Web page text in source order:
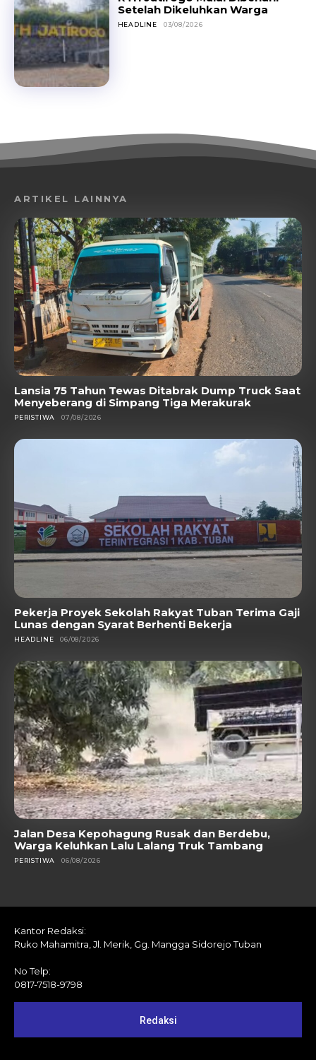
Setelah Dikeluhkan Warga
HEADLINE 03/08/2026
ARTIKEL LAINNYA
Lansia 75 Tahun Tewas Ditabrak Dump Truck Saat
Menyeberang di Simpang Tiga Merakurak
PERISTIWA 07/08/2026
Pekerja Proyek Sekolah Rakyat Tuban Terima Gaji
Lunas dengan Syarat Berhenti Bekerja
HEADLINE 06/08/2026
Jalan Desa Kepohagung Rusak dan Berdebu,
Warga Keluhkan Lalu Lalang Truk Tambang
PERISTIWA 06/08/2026
Kantor Redaksi:
Ruko Mahamitra, Jl. Merik, Gg. Mangga Sidorejo Tuban
No Telp:
0817-7518-9798
Redaksi